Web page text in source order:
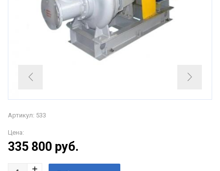
Артикул: 533
Цена:
335 800 руб.